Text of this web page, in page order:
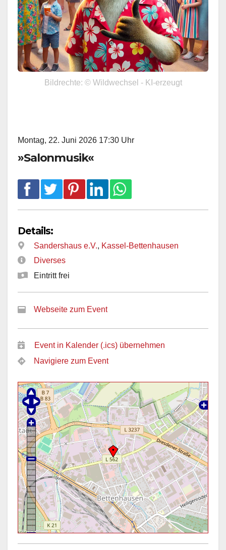
Bildrechte: © Wildwechsel - KI-erzeugt
Montag, 22. Juni 2026 17:30 Uhr
»Salonmusik«
Details:
Sandershaus e.V., Kassel-Bettenhausen
Diverses
Eintritt frei
Webseite zum Event
Event in Kalender (.ics) übernehmen
Navigiere zum Event